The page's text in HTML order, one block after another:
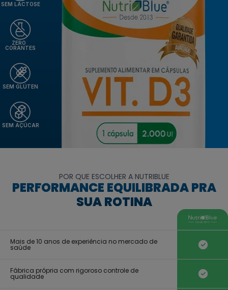
SEM LACTOSE
ZERO
CORANTES
SEM GLÚTEN
SEM AÇÚCAR
POR QUE ESCOLHER A NUTRIBLUE
PERFORMANCE EQUILIBRADA PRA
SUA ROTINA
Mais de 10 anos de experiência no mercado de
saúde
Fábrica própria com rigoroso controle de
qualidade